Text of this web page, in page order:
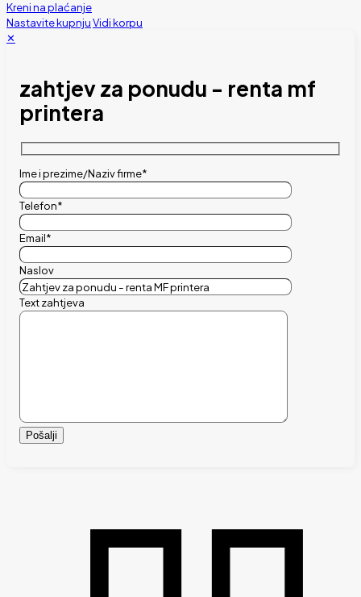
Kreni na plaćanje
Nastavite kupnjuVidi korpu
✕
zahtjev za ponudu - renta mf
printera
Ime i prezime/Naziv firme*
Telefon*
Email*
Naslov
Text zahtjeva